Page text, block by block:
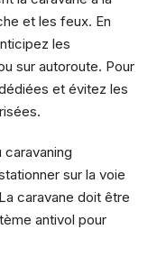
et les feux. En
les
sur autoroute. Pour
et évitez les
sur la voie
caravane doit être
antivol pour